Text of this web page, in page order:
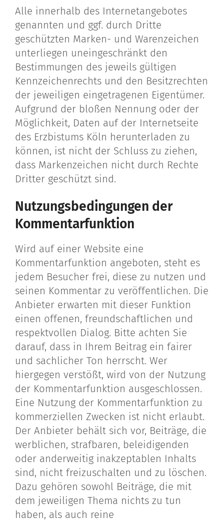
Alle innerhalb des Internetangebotes
genannten und ggf. durch Dritte
geschützten Marken- und Warenzeichen
unterliegen uneingeschränkt den
Bestimmungen des jeweils gültigen
Kennzeichenrechts und den Besitzrechten
der jeweiligen eingetragenen Eigentümer.
Aufgrund der bloßen Nennung oder der
Möglichkeit, Daten auf der Internetseite
des Erzbistums Köln herunterladen zu
können, ist nicht der Schluss zu ziehen,
dass Markenzeichen nicht durch Rechte
Dritter geschützt sind.
Nutzungsbedingungen der
Kommentarfunktion
Wird auf einer Website eine
Kommentarfunktion angeboten, steht es
jedem Besucher frei, diese zu nutzen und
seinen Kommentar zu veröffentlichen. Die
Anbieter erwarten mit dieser Funktion
einen offenen, freundschaftlichen und
respektvollen Dialog. Bitte achten Sie
darauf, dass in Ihrem Beitrag ein fairer
und sachlicher Ton herrscht. Wer
hiergegen verstößt, wird von der Nutzung
der Kommentarfunktion ausgeschlossen.
Eine Nutzung der Kommentarfunktion zu
kommerziellen Zwecken ist nicht erlaubt.
Der Anbieter behält sich vor, Beiträge, die
werblichen, strafbaren, beleidigenden
oder anderweitig inakzeptablen Inhalts
sind, nicht freizuschalten und zu löschen.
Dazu gehören sowohl Beiträge, die mit
dem jeweiligen Thema nichts zu tun
haben, als auch reine